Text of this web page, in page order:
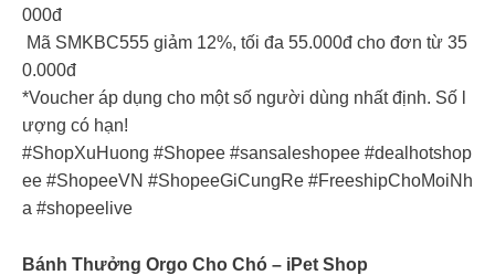
000đ
Mã SMKBC555 giảm 12%, tối đa 55.000đ cho đơn từ 35
0.000đ
*Voucher áp dụng cho một số người dùng nhất định. Số l
ượng có hạn!
#ShopXuHuong #Shopee #sansaleshopee #dealhotshop
ee #ShopeeVN #ShopeeGiCungRe #FreeshipChoMoiNh
a #shopeelive
Bánh Thưởng Orgo Cho Chó – iPet Shop